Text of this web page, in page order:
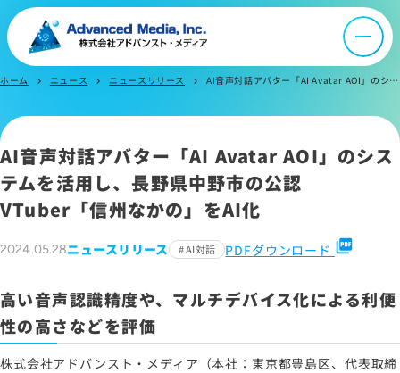
よくあるご質問
お問い合わせ
サイトマップ
サイトのご利用について
ソーシャルメディアポリシー
情報セキュリティポリシー
メールマガジン
ホーム chevron_right ニュース chevron_right ニュースリリース chevron_right AI音声対話アバター「AI Avatar AOI」のシステムを活用し、長野県中野市の公認VTuber「信州なかの」をAI化
AI音声対話アバター「AI Avatar AOI」のシス
テムを活用し、長野県中野市の公認
VTuber「信州なかの」をAI化
2024.05.28ニュースリリース AI対話 PDFダウンロード picture_as_pdf
高い音声認識精度や、マルチデバイス化による利便
性の高さなどを評価
株式会社アドバンスト・メディア（本社：東京都豊島区、代表取締